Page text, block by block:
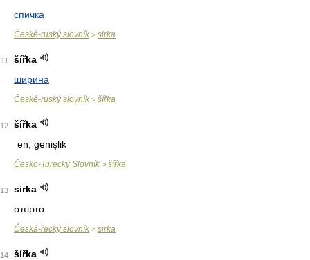
спичка
České-ruský slovník > sirka
11
šířka
ширина
České-ruský slovník > šířka
12
šířka
en; genişlik
Česko-Turecký Slovník > šířka
13
sirka
σπίρτο
Česká-řecký slovník > sirka
14
šířka